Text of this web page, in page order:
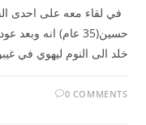
في لقاء معه على احدى
حسين(35 عام) انه
خلد الى النوم ليهوي في
0 COMMENTS